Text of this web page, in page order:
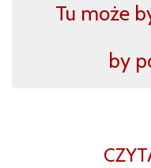
Tu może
by